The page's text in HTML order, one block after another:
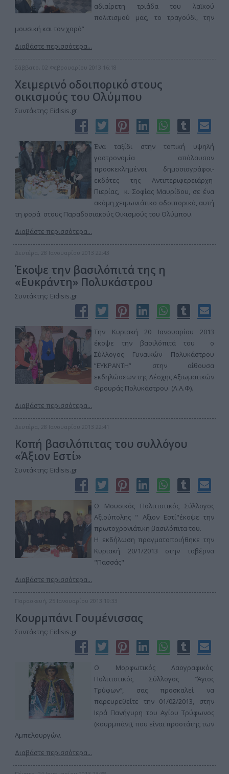
αδιαίρετη τριάδα του λαϊκού
πολιτισμού μας, το τραγούδι, την
μουσική και τον χορό”
Διαβάστε περισσότερα...
Σάββατο, 02 Φεβρουαρίου 2013 16:18
Χειμερινό οδοιπορικό στους
οικισμούς του Ολύμπου
Συντάκτης: Eidisis.gr
Ένα ταξίδι στην τοπική υψηλή
γαστρονομία απόλαυσαν
προσκεκλημένοι δημοσιογράφοι-
εκδότες της Αντιπεριφερειάρχη
Πιερίας, κ. Σοφίας Μαυρίδου, σε ένα
ακόμη χειμωνιάτικο οδοιπορικό, αυτή
τη φορά στους Παραδοσιακούς Οικισμούς του Ολύμπου.
Διαβάστε περισσότερα...
Δευτέρα, 28 Ιανουαρίου 2013 22:43
Έκοψε την βασιλόπιτά της η
«Ευκράντη» Πολυκάστρου
Συντάκτης: Eidisis.gr
Την Κυριακή 20 Ιανουαρίου 2013
έκοψε την βασιλόπιτά του ο
Σύλλογος Γυναικών Πολυκάστρου
”ΕΥΚΡΑΝΤΗ” στην αίθουσα
εκδηλώσεων της Λέσχης Αξιωματικών
Φρουράς Πολυκάστρου (Λ.Α.Φ).
Διαβάστε περισσότερα...
Δευτέρα, 28 Ιανουαρίου 2013 22:41
Κοπή βασιλόπιτας του συλλόγου
«Άξιον Εστί»
Συντάκτης: Eidisis.gr
Ο Μουσικός Πολιτιστικός Σύλλογος
Αξιούπολης " Αξιον Εστί"έκοψε την
πρωτοχρονιάτικη βασιλόπιτα του.
Η εκδήλωση πραγματοποιήθηκε την
Κυριακή 20/1/2013 στην ταβέρνα
"Πασσάς"
Διαβάστε περισσότερα...
Παρασκευή, 25 Ιανουαρίου 2013 19:33
Κουρμπάνι Γουμένισσας
Συντάκτης: Eidisis.gr
Ο Μορφωτικός Λαογραφικός
Πολιτιστικός Σύλλογος ″Άγιος
Τρύφων″, σας προσκαλεί να
παρευρεθείτε την 01/02/2013, στην
Ιερά Πανήγυρη του Αγίου Τρύφωνος
(κουρμπάνι), που είναι προστάτης των
Αμπελουργών.
Διαβάστε περισσότερα...